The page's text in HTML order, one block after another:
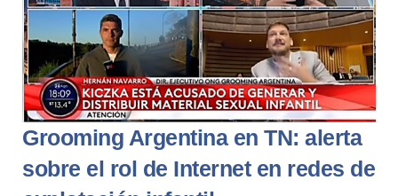
Grooming Argentina en TN: alerta
sobre el rol de Internet en redes de